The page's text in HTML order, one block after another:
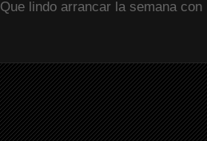
Que lindo arrancar la semana